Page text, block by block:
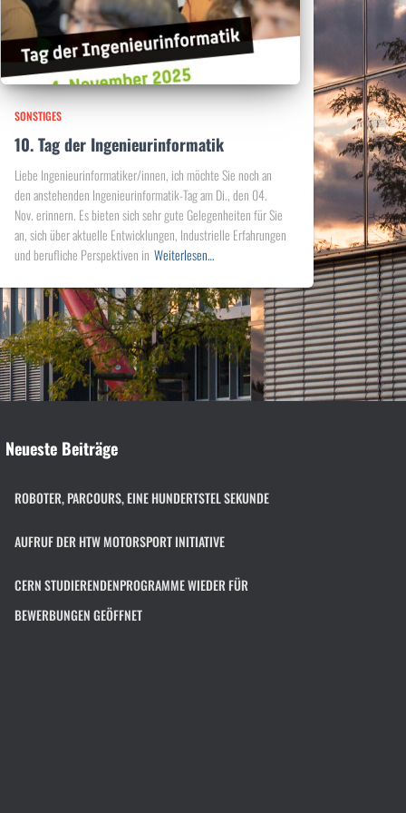
SONSTIGES
10. Tag der Ingenieurinformatik
Liebe Ingenieurinformatiker/innen, ich möchte Sie noch an
den anstehenden Ingenieurinformatik-Tag am Di., den 04.
Nov. erinnern. Es bieten sich sehr gute Gelegenheiten für Sie
an, sich über aktuelle Entwicklungen, Industrielle Erfahrungen
und berufliche Perspektiven in Weiterlesen…
Neueste Beiträge
ROBOTER, PARCOURS, EINE HUNDERTSTEL SEKUNDE
AUFRUF DER HTW MOTORSPORT INITIATIVE
CERN STUDIERENDENPROGRAMME WIEDER FÜR
BEWERBUNGEN GEÖFFNET